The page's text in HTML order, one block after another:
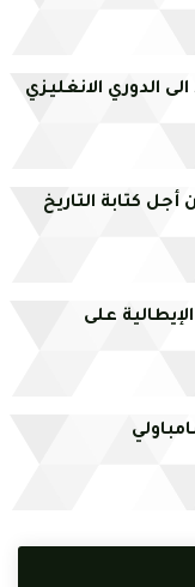
الدوري الانغليزي
كتابة التاريخ
على